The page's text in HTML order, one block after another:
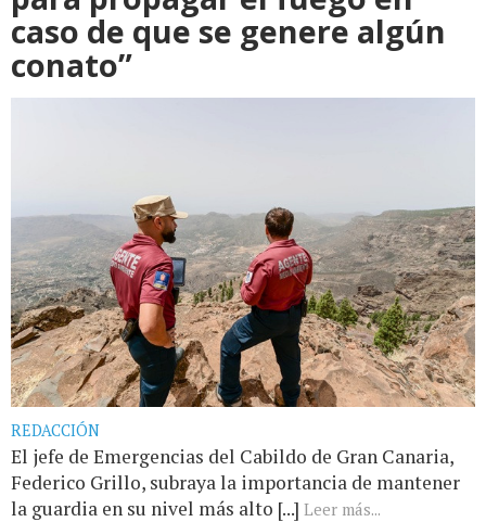
caso de que se genere algún
conato”
REDACCIÓN
El jefe de Emergencias del Cabildo de Gran Canaria,
Federico Grillo, subraya la importancia de mantener
la guardia en su nivel más alto [...] Leer más...